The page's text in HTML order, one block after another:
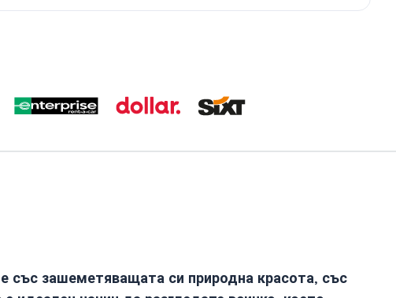
със зашеметяващата си природна красота, със